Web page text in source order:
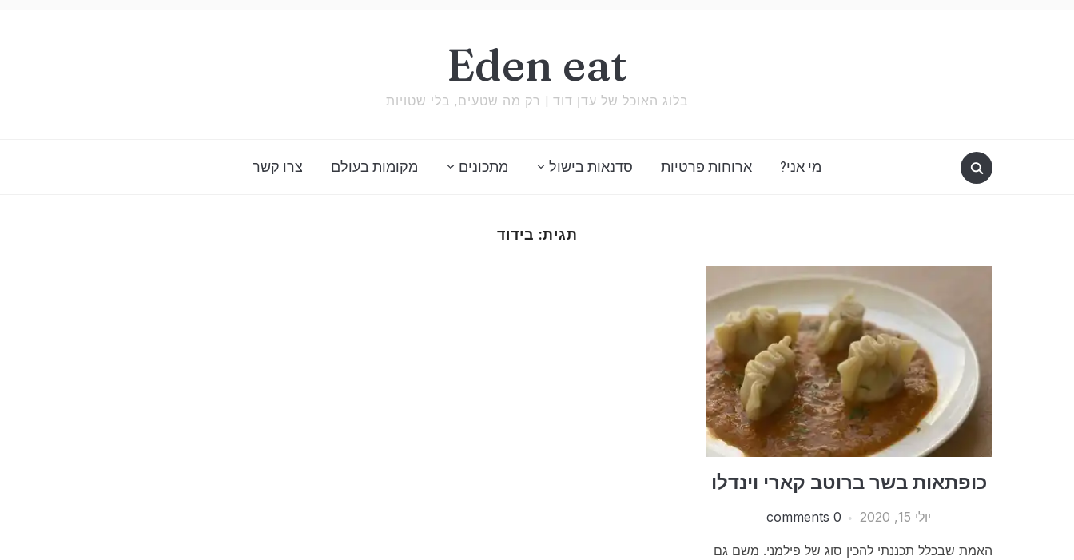
Eden eat
בלוג האוכל של עדן דוד | רק מה שטעים, בלי שטויות
מי אני? ארוחות פרטיות סדנאות בישול מתכונים מקומות בעולם צרו קשר
תגית: בידוד
כופתאות בשר ברוטב קארי וינדלו
יולי 15, 2020 0 comments
האמת שבכלל תכננתי להכין סוג של פילמני. משם גם